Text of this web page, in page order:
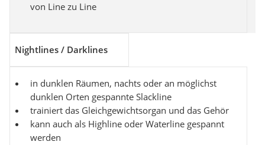
von Line zu Line
Nightlines / Darklines
in dunklen Räumen, nachts oder an möglichst
dunklen Orten gespannte Slackline
trainiert das Gleichgewichtsorgan und das Gehör
kann auch als Highline oder Waterline gespannt
werden